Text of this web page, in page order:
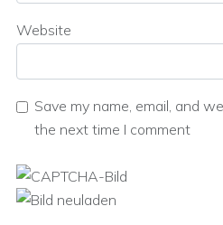
Website
Save my name, email, and
the next time I comment